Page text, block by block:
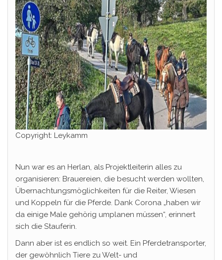
Copyright: Leykamm
Nun war es an Herlan, als Projektleiterin alles zu
organisieren: Brauereien, die besucht werden wollten,
Übernachtungsmöglichkeiten für die Reiter, Wiesen
und Koppeln für die Pferde. Dank Corona „haben wir
da einige Male gehörig umplanen müssen“, erinnert
sich die Stauferin.
Dann aber ist es endlich so weit. Ein Pferdetransporter,
der gewöhnlich Tiere zu Welt- und